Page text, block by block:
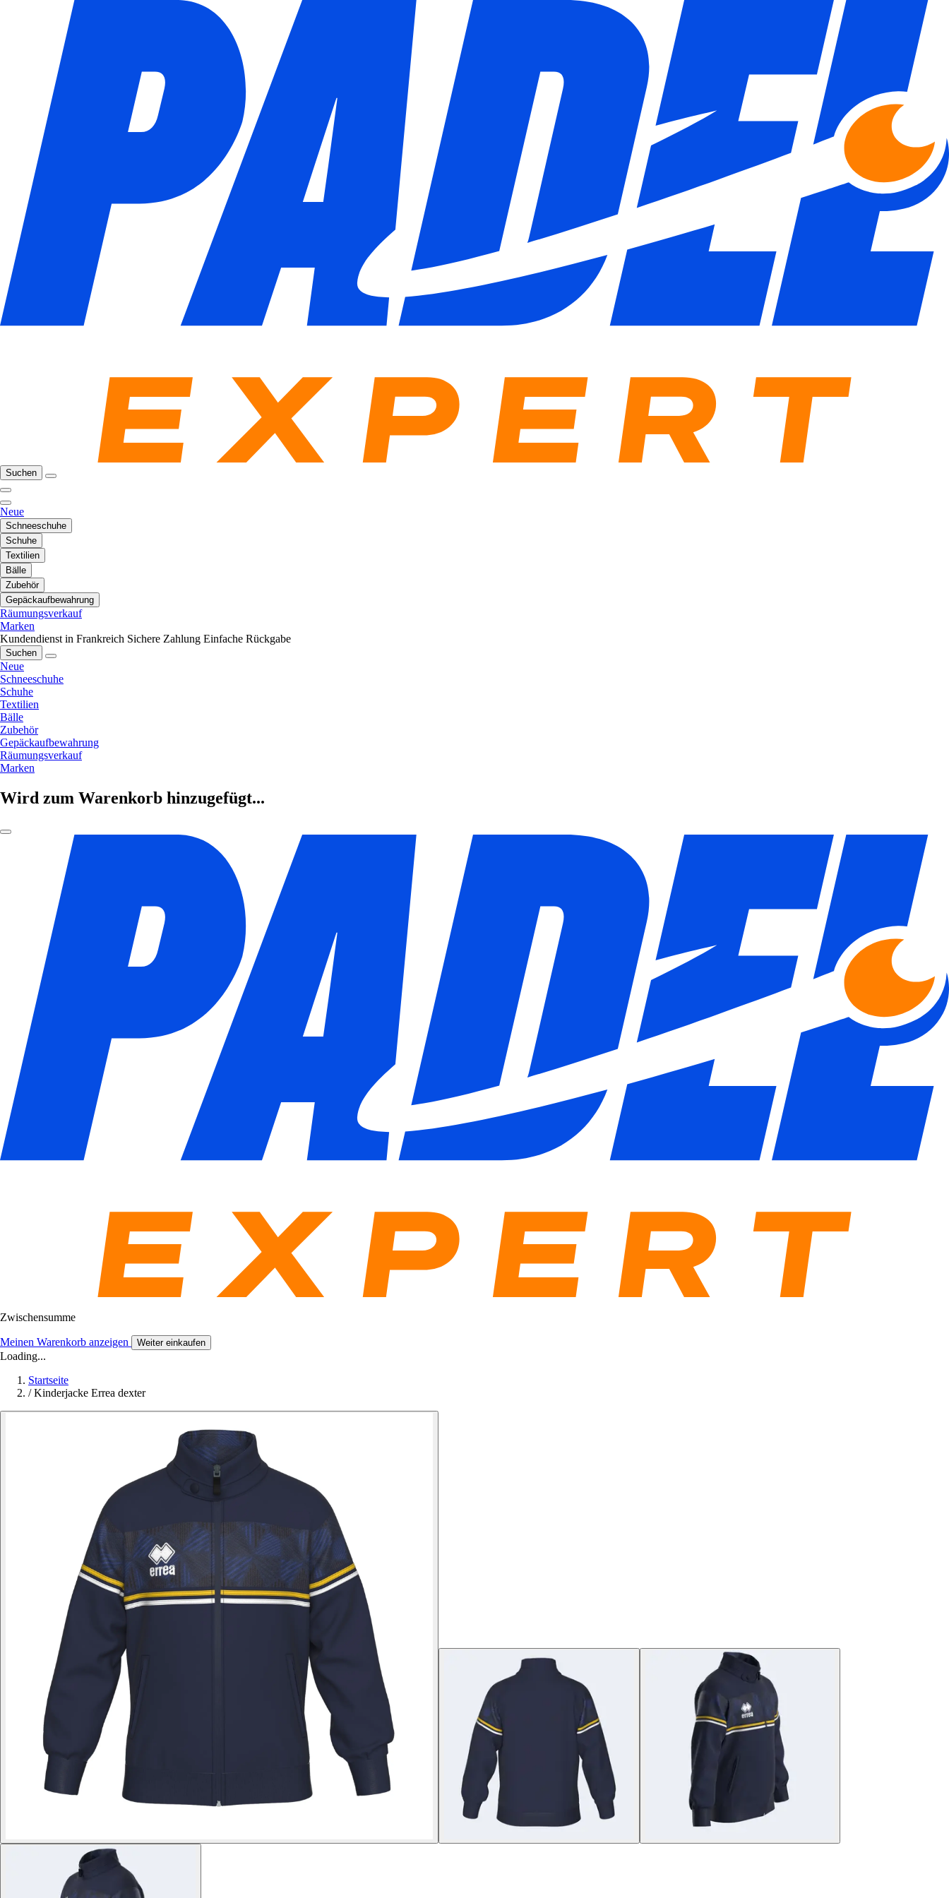
Suchen
Neue
Schneeschuhe
Schuhe
Textilien
Bälle
Zubehör
Gepäckaufbewahrung
Räumungsverkauf
Marken
Kundendienst in Frankreich Sichere Zahlung Einfache Rückgabe
Suchen
Neue
Schneeschuhe
Schuhe
Textilien
Bälle
Zubehör
Gepäckaufbewahrung
Räumungsverkauf
Marken
Wird zum Warenkorb hinzugefügt...
Zwischensumme
Meinen Warenkorb anzeigen Weiter einkaufen
Loading...
Startseite
/ Kinderjacke Errea dexter